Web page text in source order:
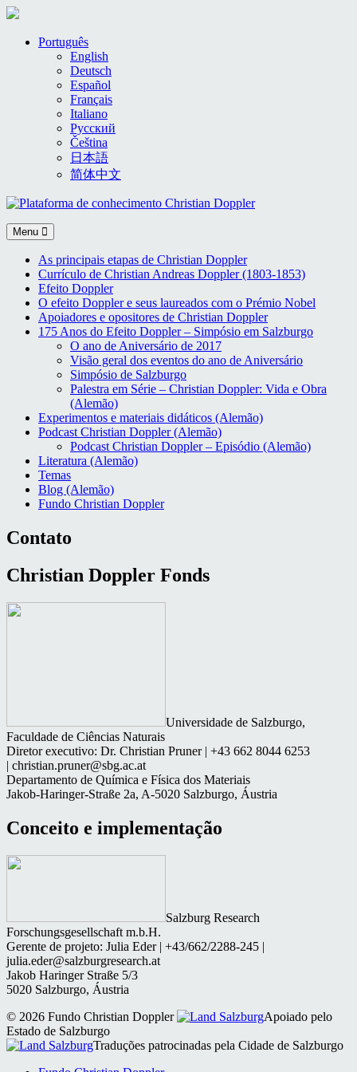
Português
English
Deutsch
Español
Français
Italiano
Русский
Čeština
日本語
简体中文
Menu
As principais etapas de Christian Doppler
Currículo de Christian Andreas Doppler (1803-1853)
Efeito Doppler
O efeito Doppler e seus laureados com o Prémio Nobel
Apoiadores e opositores de Christian Doppler
175 Anos do Efeito Doppler – Simpósio em Salzburgo
O ano de Aniversário de 2017
Visão geral dos eventos do ano de Aniversário
Simpósio de Salzburgo
Palestra em Série – Christian Doppler: Vida e Obra
(Alemão)
Experimentos e materiais didáticos (Alemão)
Podcast Christian Doppler (Alemão)
Podcast Christian Doppler – Episódio (Alemão)
Literatura (Alemão)
Temas
Blog (Alemão)
Fundo Christian Doppler
Contato
Christian Doppler Fonds
Universidade de Salzburgo,
Faculdade de Ciências Naturais
Diretor executivo: Dr. Christian Pruner | +43 662 8044 6253
| christian.pruner@sbg.ac.at
Departamento de Química e Física dos Materiais
Jakob-Haringer-Straße 2a, A-5020 Salzburgo, Áustria
Conceito e implementação
Salzburg Research
Forschungsgesellschaft m.b.H.
Gerente de projeto: Julia Eder | +43/662/2288-245 |
julia.eder@salzburgresearch.at
Jakob Haringer Straße 5/3
5020 Salzburgo, Áustria
© 2026 Fundo Christian Doppler
Apoiado pelo
Estado de Salzburgo
Traduções patrocinadas pela Cidade de Salzburgo